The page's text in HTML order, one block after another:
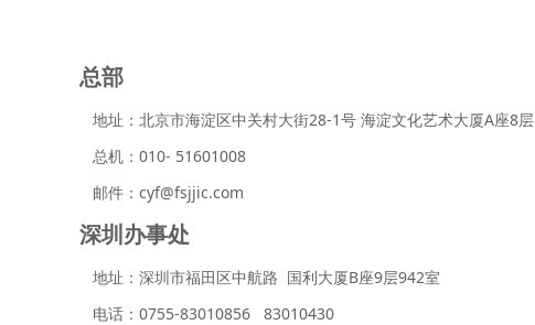
总部
地址：北京市海淀区中关村大街28-1号 海淀文化艺术大厦A座8层
总机：010- 51601008
邮件：cyf@fsjjic.com
深圳办事处
地址：深圳市福田区中航路 国利大厦B座9层942室
电话：0755-83010856 83010430